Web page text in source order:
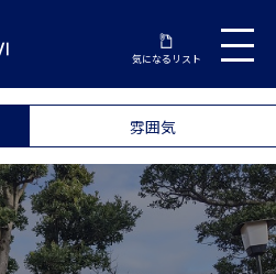
気になるリスト
雰囲気